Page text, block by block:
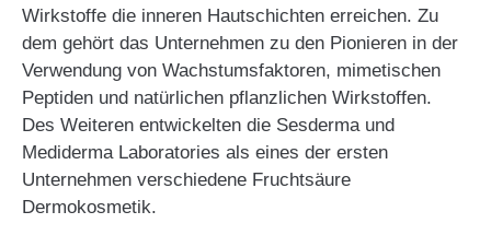
Wirkstoffe die inneren Hautschichten erreichen. Zu
dem gehört das Unternehmen zu den Pionieren in der
Verwendung von Wachstumsfaktoren, mimetischen
Peptiden und natürlichen pflanzlichen Wirkstoffen.
Des Weiteren entwickelten die Sesderma und
Mediderma Laboratories als eines der ersten
Unternehmen verschiedene Fruchtsäure
Dermokosmetik.